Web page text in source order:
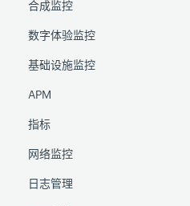
浏览 Site24x7
无障碍访问
用户管理
用户引导
用户与告警管理
基于角色的访问控制
Windows Full-Stack Agent
Linux Full-Stack Agent
服务器监控 Agent
Windows
Active Directory
Azure VM Extension
Google Cloud
Linux
SaltStack
Ansible
Docker agent
APM agent
Java agent
.Net agent
PHP agent
Node.js agent
Go agent
本地轮询器
添加本地轮询器
SNMP 和 WMI
Kubernetes
AWS
Role ARN
CloudFormation IAM
Azure
自定义应用程序
GCP
配置
位置配置文件
通知配置文件
阈值与可用性
凭据配置文件
设置 OAuth 提供商
创建 JSON Web Token
监视器组
健康检查
标签
容量规划
业务单元
MSP
合成监控
网站
全球监控站点
Web 事务（浏览器）
网页速度（浏览器）
API
数字体验监控
真实用户
网站
Web 事务（浏览器）
合成移动应用
Web 安全
基础设施监控
服务器
多云
阿里云
腾讯云
容器
Kubernetes
虚拟服务器
APM
指标
Data Lake
网络监控
网络性能
日志管理